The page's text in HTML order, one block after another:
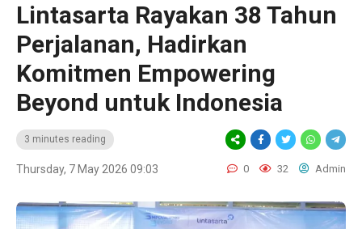
Lintasarta Rayakan 38 Tahun
Perjalanan, Hadirkan
Komitmen Empowering
Beyond untuk Indonesia
3 minutes reading
Thursday, 7 May 2026 09:03 0 32 Admin